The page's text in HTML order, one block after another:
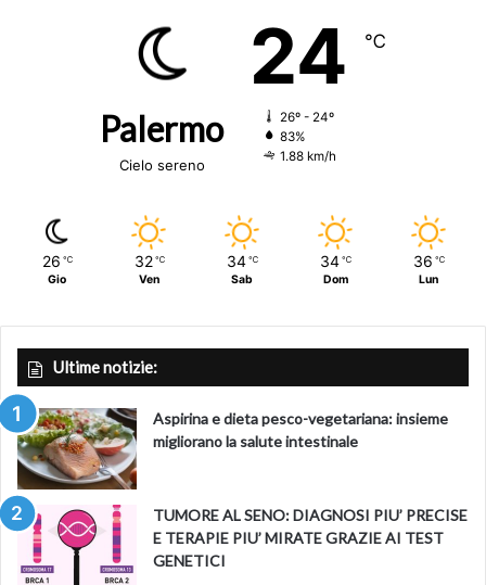
Palermo
Cielo sereno
24 ℃
26º - 24º
83%
1.88 km/h
26 ℃
Gio
32 ℃
Ven
34 ℃
Sab
34 ℃
Dom
36 ℃
Lun
Ultime notizie:
Aspirina e dieta pesco-vegetariana: insieme
migliorano la salute intestinale
TUMORE AL SENO: DIAGNOSI PIU’ PRECISE
E TERAPIE PIU’ MIRATE GRAZIE AI TEST
GENETICI